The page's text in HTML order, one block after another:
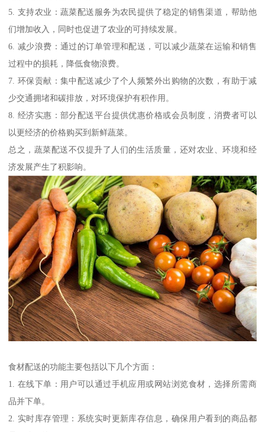
5. 支持农业：蔬菜配送服务为农民提供了稳定的销售渠道，帮助他
们增加收入，同时也促进了农业的可持续发展。
6. 减少浪费：通过的订单管理和配送，可以减少蔬菜在运输和销售
过程中的损耗，降低食物浪费。
7. 环保贡献：集中配送减少了个人频繁外出购物的次数，有助于减
少交通拥堵和碳排放，对环境保护有积作用。
8. 经济实惠：部分配送平台提供优惠价格或会员制度，消费者可以
以更经济的价格购买到新鲜蔬菜。
总之，蔬菜配送不仅提升了人们的生活质量，还对农业、环境和经
济发展产生了积影响。
食材配送的功能主要包括以下几个方面：
1. 在线下单：用户可以通过手机应用或网站浏览食材，选择所需商
品并下单。
2. 实时库存管理：系统实时更新库存信息，确保用户看到的商品都